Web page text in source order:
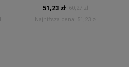
51,23 zł 60,27 zł
Najniższa cena:
51,23 zł